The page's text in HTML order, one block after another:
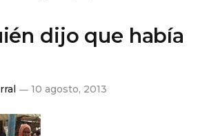
dijo que había
10 agosto, 2013